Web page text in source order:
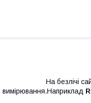
На безлічі
вимірювання.Наприклад